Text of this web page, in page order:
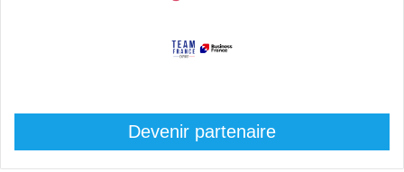
Devenir partenaire